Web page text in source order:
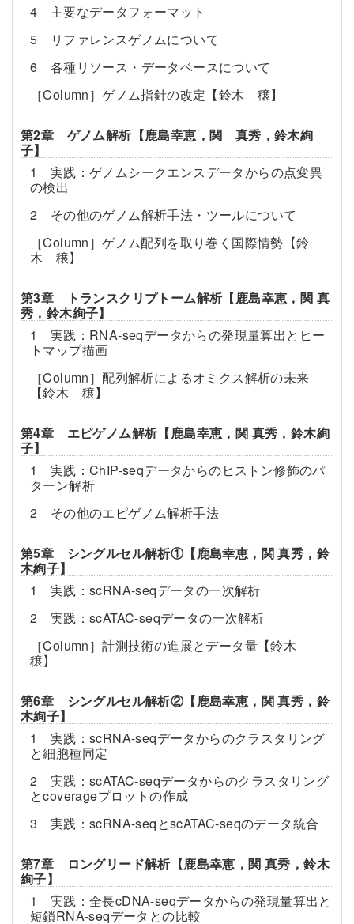
4 主要なデータフォーマット
5 リファレンスゲノムについて
6 各種リソース・データベースについて
［Column］ゲノム指針の改定【鈴木 穣】
第2章 ゲノム解析【鹿島幸恵，関 真秀，鈴木絢
子】
1 実践：ゲノムシークエンスデータからの点変異
の検出
2 その他のゲノム解析手法・ツールについて
［Column］ゲノム配列を取り巻く国際情勢【鈴
木 穣】
第3章 トランスクリプトーム解析【鹿島幸恵，関 真
秀，鈴木絢子】
1 実践：RNA-seqデータからの発現量算出とヒー
トマップ描画
［Column］配列解析によるオミクス解析の未来
【鈴木 穣】
第4章 エピゲノム解析【鹿島幸恵，関 真秀，鈴木絢
子】
1 実践：ChIP-seqデータからのヒストン修飾のパ
ターン解析
2 その他のエピゲノム解析手法
第5章 シングルセル解析①【鹿島幸恵，関 真秀，鈴
木絢子】
1 実践：scRNA-seqデータの一次解析
2 実践：scATAC-seqデータの一次解析
［Column］計測技術の進展とデータ量【鈴木
穣】
第6章 シングルセル解析②【鹿島幸恵，関 真秀，鈴
木絢子】
1 実践：scRNA-seqデータからのクラスタリング
と細胞種同定
2 実践：scATAC-seqデータからのクラスタリング
とcoverageプロットの作成
3 実践：scRNA-seqとscATAC-seqのデータ統合
第7章 ロングリード解析【鹿島幸恵，関 真秀，鈴木
絢子】
1 実践：全長cDNA-seqデータからの発現量算出と
短鎖RNA-seqデータとの比較